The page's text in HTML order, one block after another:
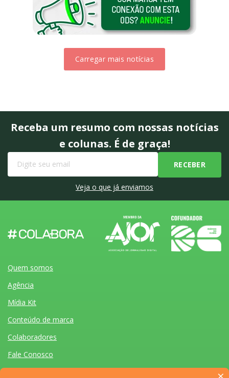
Carregar mais notícias
Receba um resumo com nossas notícias
e colunas. É de graça!
Veja o que já enviamos
Quem somos
Agência
Mídia Kit
Conteúdo de marca
Colaboradores
Fale Conosco